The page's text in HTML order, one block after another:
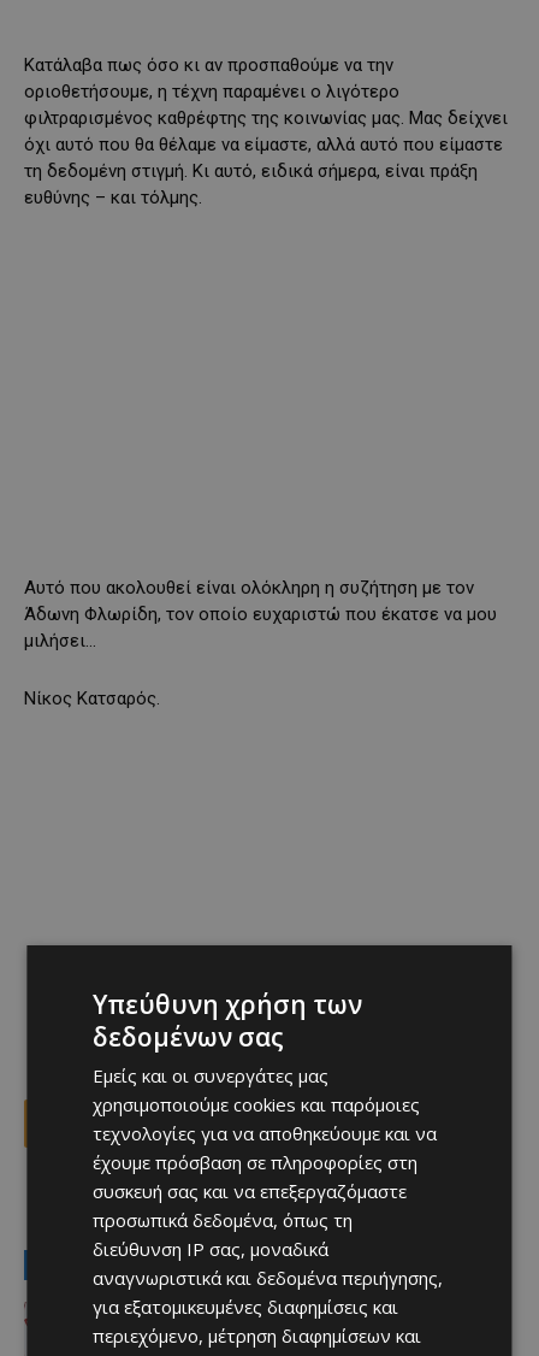
Κατάλαβα πως όσο κι αν προσπαθούμε να την
οριοθετήσουμε, η τέχνη παραμένει ο λιγότερο
φιλτραρισμένος καθρέφτης της κοινωνίας μας. Μας δείχνει
όχι αυτό που θα θέλαμε να είμαστε, αλλά αυτό που είμαστε
τη δεδομένη στιγμή. Κι αυτό, ειδικά σήμερα, είναι πράξη
ευθύνης – και τόλμης.
Αυτό που ακολουθεί είναι ολόκληρη η συζήτηση με τον
Άδωνη Φλωρίδη, τον οποίο ευχαριστώ που έκατσε να μου
μιλήσει…
Νίκος Κατσαρός.
Facebook
LATEST NEWS
Αθλητικά - Επικαιρότητα
Απέκτησε τον πρώην «ερυθρόλευκο»
Υπεύθυνη χρήση των
δεδομένων σας
Εμείς και οι συνεργάτες μας
χρησιμοποιούμε cookies και παρόμοιες
τεχνολογίες για να αποθηκεύουμε και να
έχουμε πρόσβαση σε πληροφορίες στη
συσκευή σας και να επεξεργαζόμαστε
προσωπικά δεδομένα, όπως τη
διεύθυνση IP σας, μοναδικά
αναγνωριστικά και δεδομένα περιήγησης,
για εξατομικευμένες διαφημίσεις και
περιεχόμενο, μέτρηση διαφημίσεων και